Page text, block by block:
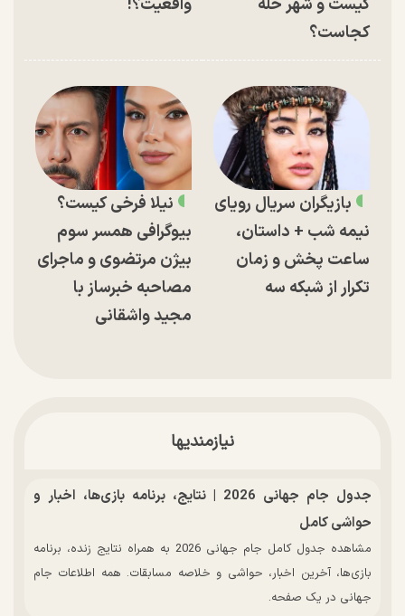
کیست و شهر حله
کجاست؟
واقعیت؟!
بازیگران سریال رویای
نیمه شب + داستان،
ساعت پخش و زمان
تکرار از شبکه سه
نیلا فرخی کیست؟
بیوگرافی همسر سوم
بیژن مرتضوی و ماجرای
مصاحبه خبرساز با
مجید واشقانی
نیازمندیها
جدول جام جهانی 2026 | نتایج، برنامه بازی‌ها، اخبار و
حواشی کامل
مشاهده جدول کامل جام جهانی 2026 به همراه نتایج زنده، برنامه
بازی‌ها، آخرین اخبار، حواشی و خلاصه مسابقات. همه اطلاعات جام
جهانی در یک صفحه.